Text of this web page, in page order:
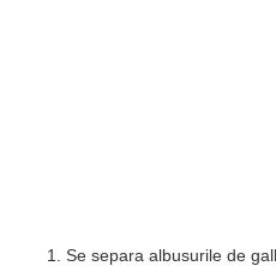
Se separa albusurile de